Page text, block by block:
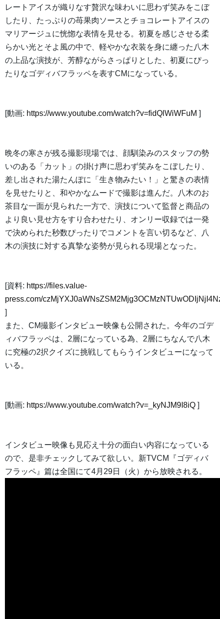
レートアイスが織りなす贅沢な味わいに思わず笑みをこぼ
したり、たっぷりの苺果肉ソースとチョコレートアイスの
マリアージュに恍惚な表情を見せる。初夏を感じさせる柔
らかい光とそよ風の中で、軽やかな衣装を身に纏った八木
の上品な演技が、芳醇ながらさっぱりとした、初夏にぴっ
たりなゴディバフラッペを表すCMになっている。
[動画: https://www.youtube.com/watch?v=fidQlWiWFuM ]
晩冬の寒さが残る撮影現場では、顔馴染みのスタッフの勢
いのある「カット」の掛け声に思わず笑みをこぼしたり、
差し出された湯たんぽに「生き物みたい！」と驚きの表情
を見せたりと、和やかなムードで撮影は進んだ。八木のお
茶目な一面が見られた一方で、演技について監督と商品の
より良い見せ方をすり合わせたり、オンリー収録では一発
で決められた秒数ぴったりでコメントを言い切るなど、八
木の演技に対する真摯な姿勢が見られる現場となった。
[資料: https://files.value-
press.com/
]
また、CM撮影インタビュー映像も公開された。今年のゴデ
ィバフラッペは、2層になっている為、2層にちなんで八木
に究極の2択クイズに挑戦してもらうインタビューになって
いる。
[動画: https://www.youtube.com/watch?v=_kyNJM9I8iQ ]
インタビュー映像も見応え十分の面白い内容になっている
ので、是非チェックしてみて欲しい。新TVCM『ゴディバ
フラッペ』篇は全国にて4月29日（火）から放映される。